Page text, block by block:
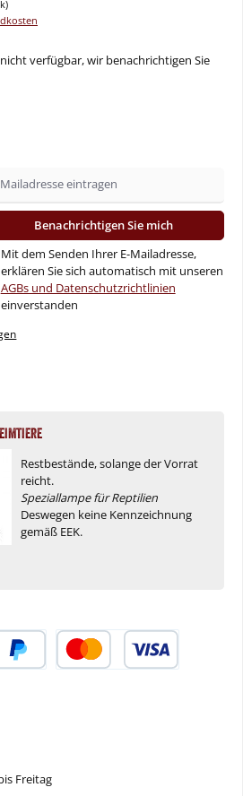
verfügbar, wir benachrichtigen Sie
verfügbar.)
Benachrichtigen Sie mich
Mit dem Senden Ihrer E-Mailadresse,
erklären Sie sich automatisch mit unseren
AGBs und Datenschutzrichtlinien
einverstanden
Restbestände, solange der Vorrat
reicht.
Speziallampe für Reptilien
Deswegen keine Kennzeichnung
gemäß EEK.
Freitag